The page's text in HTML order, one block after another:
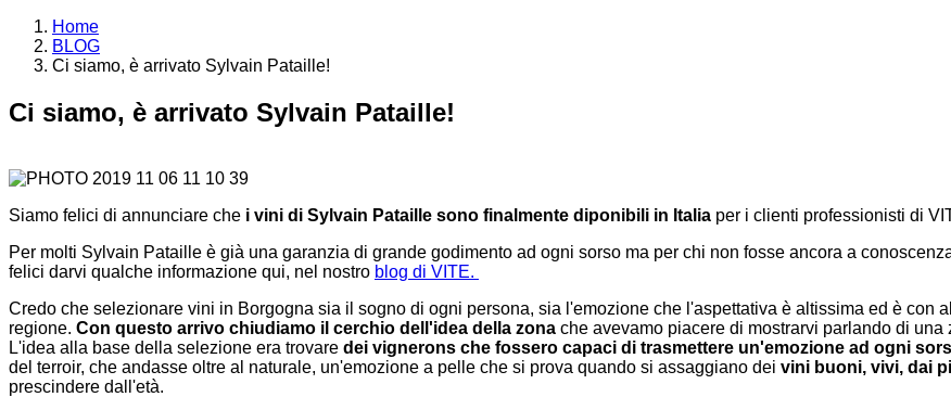
Home
BLOG
Ci siamo, è arrivato Sylvain Pataille!
Ci siamo, è arrivato Sylvain Pataille!
Siamo felici di annunciare che i vini di Sylvain Pataille sono finalmente diponibili in Italia per i clienti professionisti di
Per molti Sylvain Pataille è già una garanzia di grande godimento ad ogni sorso ma per chi non fosse ancora a
felici darvi qualche informazione qui, nel nostro blog di VITE.
Credo che selezionare vini in Borgogna sia il sogno di ogni persona, sia l'emozione che l'aspettativa è altissima ed è con
regione. Con questo arrivo chiudiamo il cerchio dell'idea della zona che avevamo piacere di mostrarvi parlando di
L'idea alla base della selezione era trovare dei vignerons che fossero capaci di trasmettere un'emozione ad ogni
del terroir, che andasse oltre al naturale, un'emozione a pelle che si prova quando si assaggiano dei vini buoni, vivi, dai
prescindere dall'età.